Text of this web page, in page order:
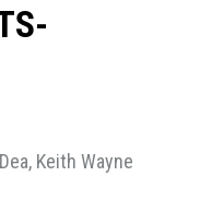
Keith Wayne